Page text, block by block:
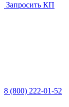
Запросить КП
8 (800) 222-01-52